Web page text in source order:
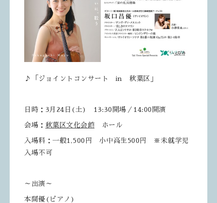
♪「ジョイントコンサート in 秋葉区」
日時：3月24日(土) 13:30開場／14:00開演
会場： 秋葉区文化会館 ホール
入場料：一般1,500円 小中高生500円 ※未就学児
入場不可
～出演～
本間優(ピアノ)